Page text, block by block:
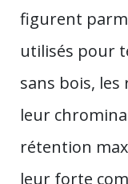
figurent
utilisés pour
sans bois,
leur
rétention
leur forte